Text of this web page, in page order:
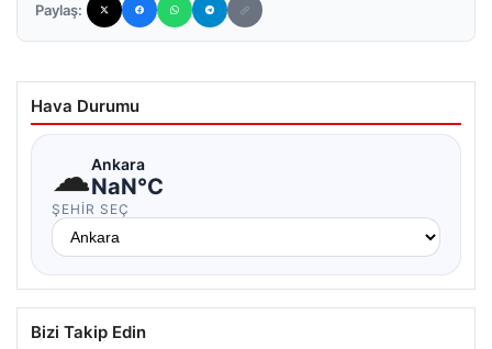
Paylaş:
Hava Durumu
☁Ankara
NaN°C
ŞEHIR SEÇ
Bizi Takip Edin